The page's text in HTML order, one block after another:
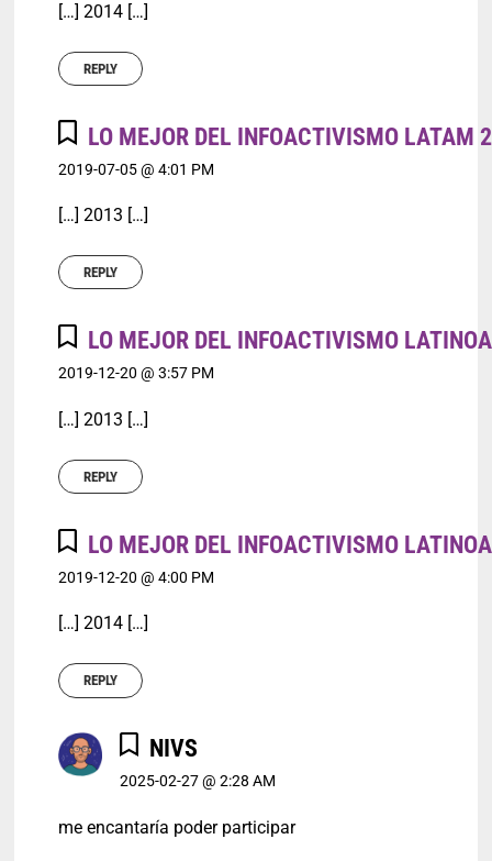
[…] 2014 […]
REPLY
LO MEJOR DEL INFOACTIVISMO LATAM
2019-07-05 @ 4:01 PM
[…] 2013 […]
REPLY
LO MEJOR DEL INFOACTIVISMO
2019-12-20 @ 3:57 PM
[…] 2013 […]
REPLY
LO MEJOR DEL INFOACTIVISMO
2019-12-20 @ 4:00 PM
[…] 2014 […]
REPLY
NIVS
2025-02-27 @ 2:28 AM
me encantaría poder participar